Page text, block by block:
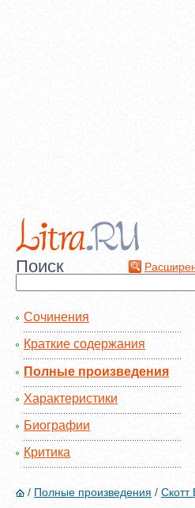
Поиск
Сочинения
Краткие содержания
Полные произведения
Характеристики
Биографии
Критика
/ Полные произведения / Скотт